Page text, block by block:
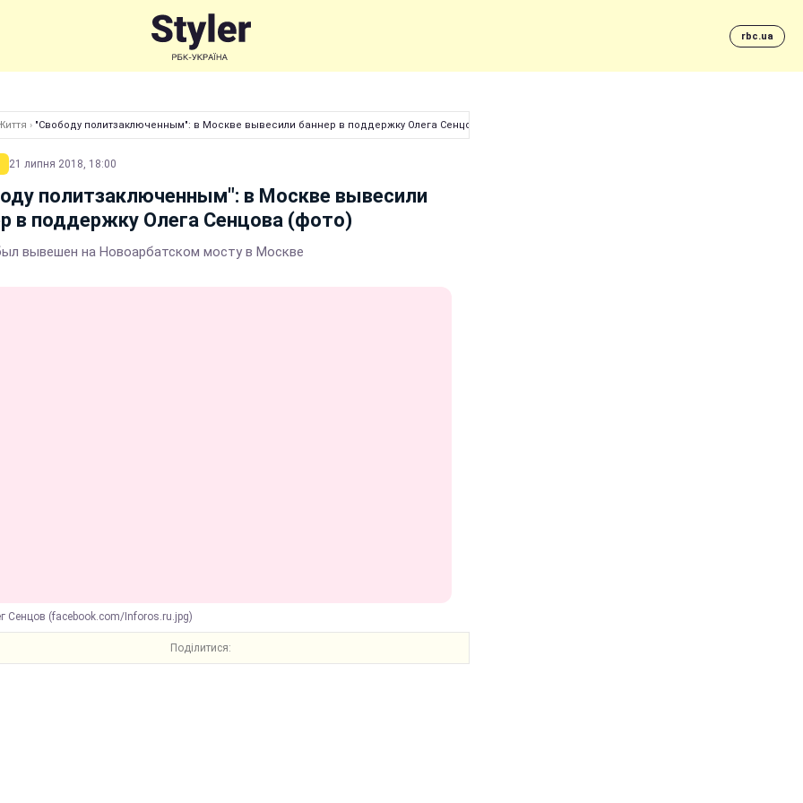
rbc.ua
› "Свободу политзаключенным": в Москве вывесили баннер в поддержку Олега Сенцова (фото)
21 липня 2018, 18:00
политзаключенным": в Москве вывесили
в поддержку Олега Сенцова (фото)
вывешен на Новоарбатском мосту в Москве
Сенцов (facebook.com/Inforos.ru.jpg)
Поділитися: